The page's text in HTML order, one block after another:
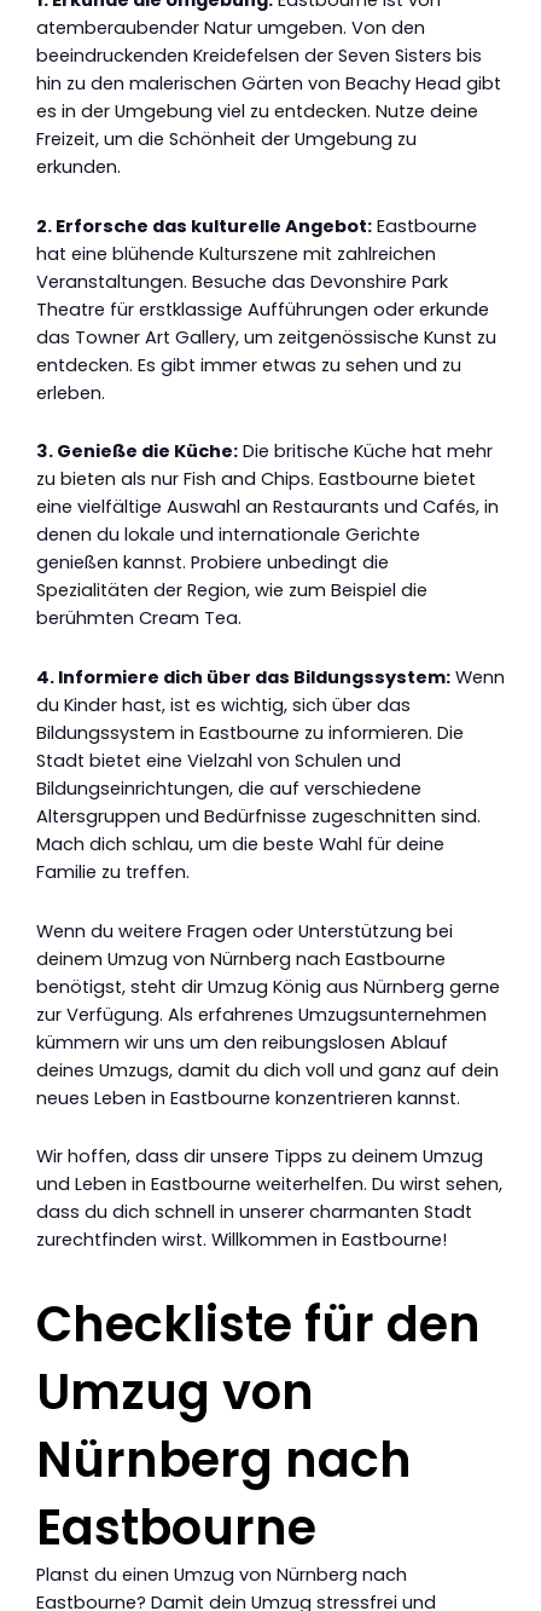
atemberaubender Natur umgeben. Von den
beeindruckenden Kreidefelsen der Seven Sisters bis
hin zu den malerischen Gärten von Beachy Head gibt
es in der Umgebung viel zu entdecken. Nutze deine
Freizeit, um die Schönheit der Umgebung zu
erkunden.
2. Erforsche das kulturelle Angebot: Eastbourne
hat eine blühende Kulturszene mit zahlreichen
Veranstaltungen. Besuche das Devonshire Park
Theatre für erstklassige Aufführungen oder erkunde
das Towner Art Gallery, um zeitgenössische Kunst zu
entdecken. Es gibt immer etwas zu sehen und zu
erleben.
3. Genieße die Küche: Die britische Küche hat mehr
zu bieten als nur Fish and Chips. Eastbourne bietet
eine vielfältige Auswahl an Restaurants und Cafés, in
denen du lokale und internationale Gerichte
genießen kannst. Probiere unbedingt die
Spezialitäten der Region, wie zum Beispiel die
berühmten Cream Tea.
4. Informiere dich über das Bildungssystem: Wenn
du Kinder hast, ist es wichtig, sich über das
Bildungssystem in Eastbourne zu informieren. Die
Stadt bietet eine Vielzahl von Schulen und
Bildungseinrichtungen, die auf verschiedene
Altersgruppen und Bedürfnisse zugeschnitten sind.
Mach dich schlau, um die beste Wahl für deine
Familie zu treffen.
Wenn du weitere Fragen oder Unterstützung bei
deinem Umzug von Nürnberg nach Eastbourne
benötigst, steht dir Umzug König aus Nürnberg gerne
zur Verfügung. Als erfahrenes Umzugsunternehmen
kümmern wir uns um den reibungslosen Ablauf
deines Umzugs, damit du dich voll und ganz auf dein
neues Leben in Eastbourne konzentrieren kannst.
Wir hoffen, dass dir unsere Tipps zu deinem Umzug
und Leben in Eastbourne weiterhelfen. Du wirst sehen,
dass du dich schnell in unserer charmanten Stadt
zurechtfinden wirst. Willkommen in Eastbourne!
Checkliste für den
Umzug von
Nürnberg nach
Eastbourne
Planst du einen Umzug von Nürnberg nach
Eastbourne? Damit dein Umzug stressfrei und